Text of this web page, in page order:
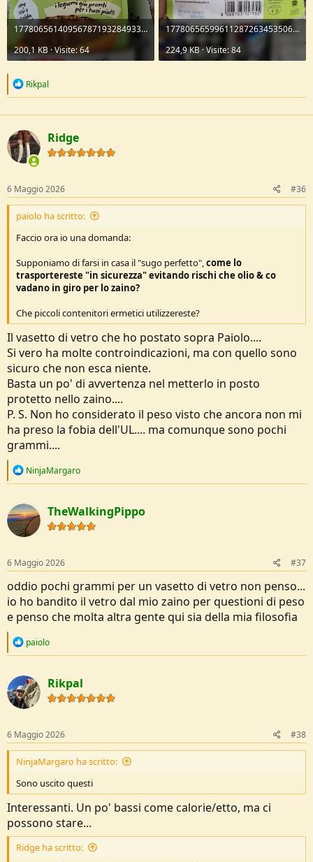
17780656140956787193284933960913.jpg
200,1 KB · Visite: 64
1778065659961128726345350688856.jpg
224,9 KB · Visite: 84
R
e
c
t
i
o
n
Rikpal
Ridge
6 Maggio 2026 #36
paiolo ha scritto:
Faccio ora io una domanda:
Supponiamo di farsi in casa il "sugo perfetto",come lo
trasportereste "in sicurezza" evitando rischi che olio & co
vadano in giro per lo zaino?
Che piccoli contenitori ermetici utilizzereste?
Il vasetto di vetro che ho postato sopra Paiolo....
Si vero ha molte controindicazioni, ma con quello sono
sicuro che non esca niente.
Basta un po' di avvertenza nel metterlo in posto
protetto nello zaino....
P. S. Non ho considerato il peso visto che ancora non mi
ha preso la fobia dell'UL.... ma comunque sono pochi
grammi....
R
e
c
t
i
o
s
:
NinjaMargaro
TheWalkingPippo
6 Maggio 2026 #37
oddio pochi grammi per un vasetto di vetro non penso...
io ho bandito il vetro dal mio zaino per questioni di peso
e penso che molta altra gente qui sia della mia filosofia
R
e
c
t
i
o
s
:
paiolo
Rikpal
6 Maggio 2026 #38
NinjaMargaro ha scritto:
Sono uscito questi
Interessanti. Un po' bassi come calorie/etto, ma ci
possono stare...
Ridge ha scritto: